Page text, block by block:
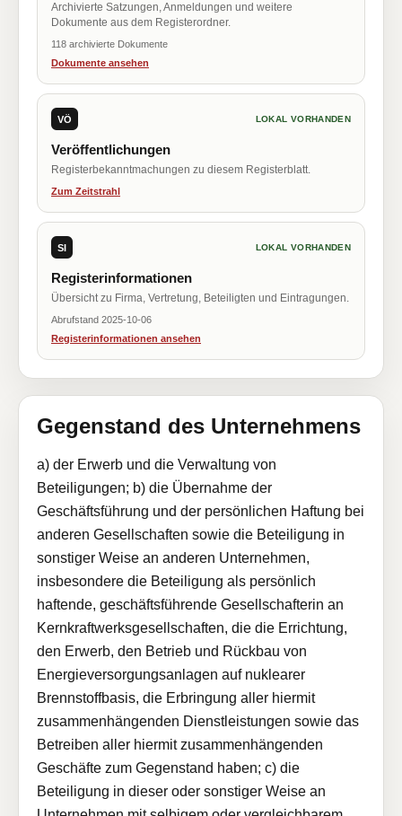
Archivierte Satzungen, Anmeldungen und weitere
Dokumente aus dem Registerordner.
118 archivierte Dokumente
Dokumente ansehen
VÖ LOKAL VORHANDEN
Veröffentlichungen
Registerbekanntmachungen zu diesem Registerblatt.
Zum Zeitstrahl
SI LOKAL VORHANDEN
Registerinformationen
Übersicht zu Firma, Vertretung, Beteiligten und Eintragungen.
Abrufstand 2025-10-06
Registerinformationen ansehen
Gegenstand des Unternehmens
a) der Erwerb und die Verwaltung von
Beteiligungen; b) die Übernahme der
Geschäftsführung und der persönlichen Haftung bei
anderen Gesellschaften sowie die Beteiligung in
sonstiger Weise an anderen Unternehmen,
insbesondere die Beteiligung als persönlich
haftende, geschäftsführende Gesellschafterin an
Kernkraftwerksgesellschaften, die die Errichtung,
den Erwerb, den Betrieb und Rückbau von
Energieversorgungsanlagen auf nuklearer
Brennstoffbasis, die Erbringung aller hiermit
zusammenhängenden Dienstleistungen sowie das
Betreiben aller hiermit zusammenhängenden
Geschäfte zum Gegenstand haben; c) die
Beteiligung in dieser oder sonstiger Weise an